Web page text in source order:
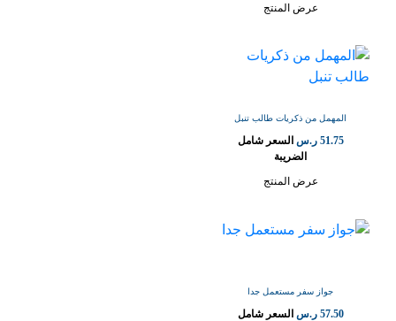
عرض المنتج
المهمل من ذكريات طالب تنبل
51.75 ر.س السعر شامل
الضريبة
عرض المنتج
جواز سفر مستعمل جدا
57.50 ر.س السعر شامل